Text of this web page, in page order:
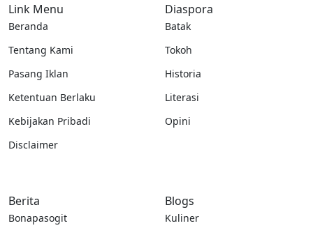
Link Menu
Beranda
Tentang Kami
Pasang Iklan
Ketentuan Berlaku
Kebijakan Pribadi
Disclaimer
Diaspora
Batak
Tokoh
Historia
Literasi
Opini
Berita
Bonapasogit
Blogs
Kuliner